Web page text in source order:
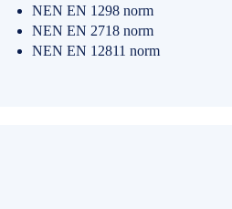
NEN EN 1298 norm
NEN EN 2718 norm
NEN EN 12811 norm